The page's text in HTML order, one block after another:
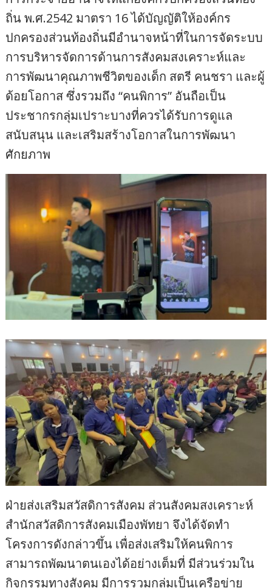
ถิ่น พ.ศ.2542 มาตรา 16 ได้บัญญัติให้องค์กร
ปกครองส่วนท้องถิ่นมีอำนาจหน้าที่ในการจัดระบบ
การบริหารจัดการด้านการสังคมสงเคราะห์และ
การพัฒนาคุณภาพชีวิตของเด็ก สตรี คนชรา และผู้
ด้อยโอกาส ซึ่งรวมถึง “คนพิการ” อันถือเป็น
ประชากรกลุ่มเปราะบางที่ควรได้รับการดูแล
สนับสนุน และเสริมสร้างโอกาสในการพัฒนา
ศักยภาพ
ฝ่ายส่งเสริมสวัสดิการสังคม ส่วนสังคมสงเคราะห์
สำนักสวัสดิการสังคมเมืองพัทยา จึงได้จัดทำ
โครงการดังกล่าวขึ้น เพื่อส่งเสริมให้คนพิการ
สามารถพัฒนาตนเองได้อย่างเต็มที่ มีส่วนร่วมใน
กิจกรรมทางสังคม มีการรวมกลุ่มเป็นเครือข่าย